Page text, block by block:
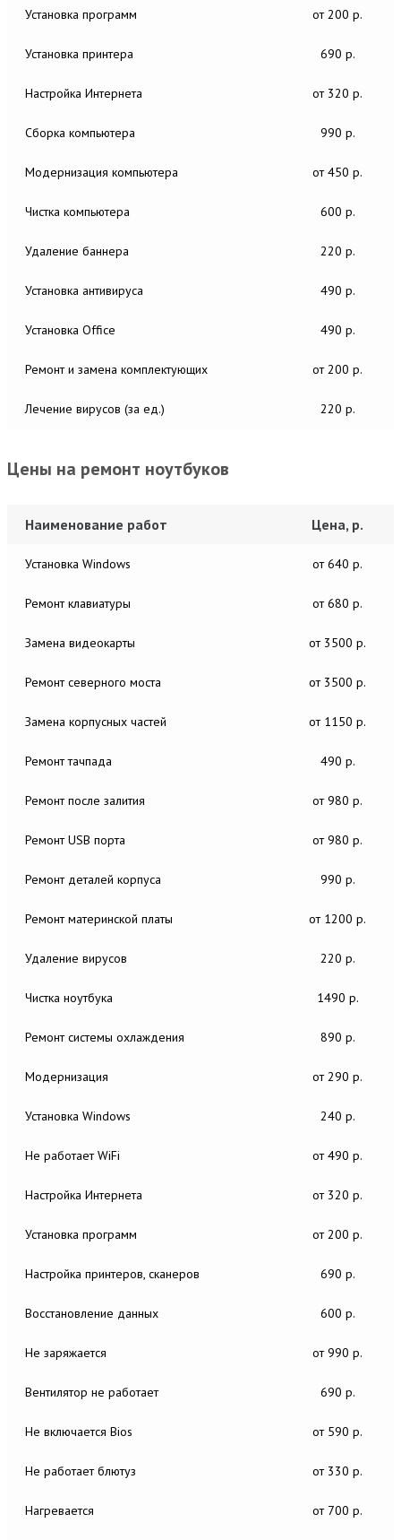
Установка программ от 200 р.
Установка принтера 690 р.
Настройка Интернета от 320 р.
Сборка компьютера 990 р.
Модернизация компьютера от 450 р.
Чистка компьютера 600 р.
Удаление баннера 220 р.
Установка антивируса 490 р.
Установка Office 490 р.
Ремонт и замена комплектующих от 200 р.
Лечение вирусов (за ед.) 220 р.
Цены на ремонт ноутбуков
Наименование работ Цена, р.
Установка Windows от 640 р.
Ремонт клавиатуры от 680 р.
Замена видеокарты от 3500 р.
Ремонт северного моста от 3500 р.
Замена корпусных частей от 1150 р.
Ремонт тачпада 490 р.
Ремонт после залития от 980 р.
Ремонт USB порта от 980 р.
Ремонт деталей корпуса 990 р.
Ремонт материнской платы от 1200 р.
Удаление вирусов 220 р.
Чистка ноутбука 1490 р.
Ремонт системы охлаждения 890 р.
Модернизация от 290 р.
Установка Windows 240 р.
Не работает WiFi от 490 р.
Настройка Интернета от 320 р.
Установка программ от 200 р.
Настройка принтеров, сканеров 690 р.
Восстановление данных 600 р.
Не заряжается от 990 р.
Вентилятор не работает 690 р.
Не включается Bios от 590 р.
Не работает блютуз от 330 р.
Нагревается от 700 р.